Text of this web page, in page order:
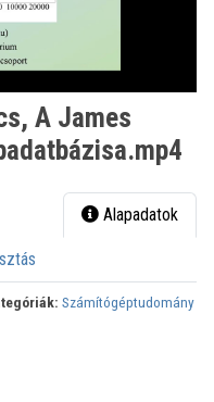
A James
Alapadatok
Számítógéptudomány